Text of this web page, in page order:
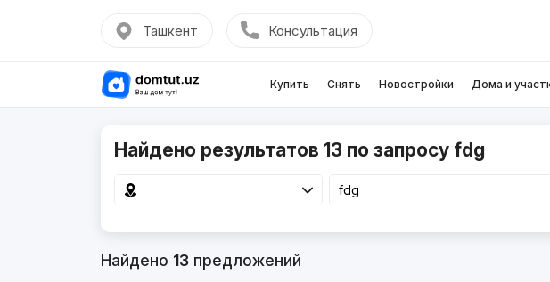
Ташкент Консультация
Купить Снять Новостройки Дома и
Найдено результатов 13 по запросу fdg
Найдено 13предложений